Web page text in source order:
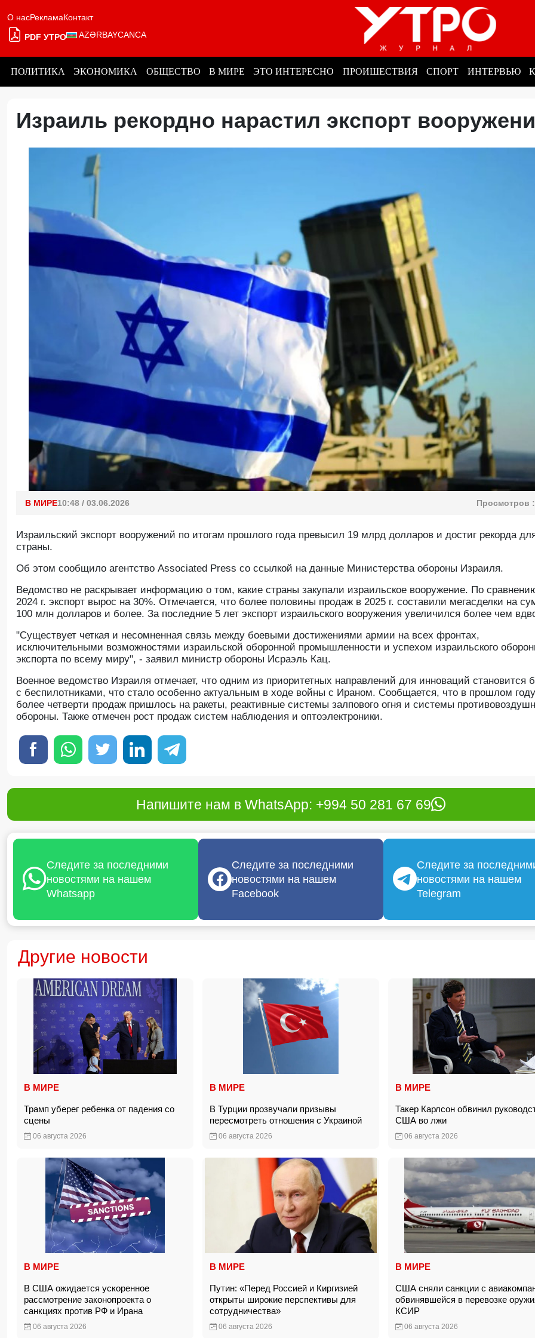
О насРекламаКонтакт
PDF УТРО AZƏRBAYCANCA
ПОЛИТИКА ЭКОНОМИКА ОБЩЕСТВО В МИРЕ ЭТО ИНТЕРЕСНО ПРОИШЕСТВИЯ СПОРТ ИНТЕРВЬЮ
Израиль рекордно нарастил экспорт
В МИРЕ10:48 / 03.06.2026 Просмотров :
Израильский экспорт вооружений по итогам прошлого года превысил 19 млрд долларов и достиг рекорда
страны.
Oб этом сообщило агентство Associated Press со ссылкой на данные Министерства обороны Израиля.
Ведомство не раскрывает информацию о том, какие страны закупали израильское вооружение. По
2024 г. экспорт вырос на 30%. Отмечается, что более половины продаж в 2025 г. составили мегасделки на
100 млн долларов и более. За последние 5 лет экспорт израильского вооружения увеличился более чем
"Существует четкая и несомненная связь между боевыми достижениями армии на всех фронтах,
исключительными возможностями израильской оборонной промышленности и успехом израильского
экспорта по всему миру", - заявил министр обороны Исраэль Кац.
Военное ведомство Израиля отмечает, что одним из приоритетных направлений для инноваций становится
с беспилотниками, что стало особенно актуальным в ходе войны с Ираном. Сообщается, что в прошлом году
более четверти продаж пришлось на ракеты, реактивные системы залпового огня и системы
обороны. Также отмечен рост продаж систем наблюдения и оптоэлектроники.
Напишите нам в WhatsApp: +994 50 281 67 69
Следите за последними
новостями на нашем
Whatsapp
Следите за последними
новостями на нашем
Facebook
Следите за
новостями на нашем
Telegram
Другие новости
В МИРЕ
Трамп уберег ребенка от падения со
сцены
06 августа 2026
В МИРЕ
В Турции прозвучали призывы
пересмотреть отношения с Украиной
06 августа 2026
В МИРЕ
Такер Карлсон обвинил
США во лжи
06 августа 2026
В МИРЕ
В США ожидается ускоренное
рассмотрение законопроекта о
санкциях против РФ и Ирана
06 августа 2026
В МИРЕ
Путин: «Перед Россией и Киргизией
открыты широкие перспективы для
сотрудничества»
06 августа 2026
В МИРЕ
США сняли санкции с
обвинявшейся в перевозке
КСИР
06 августа 2026